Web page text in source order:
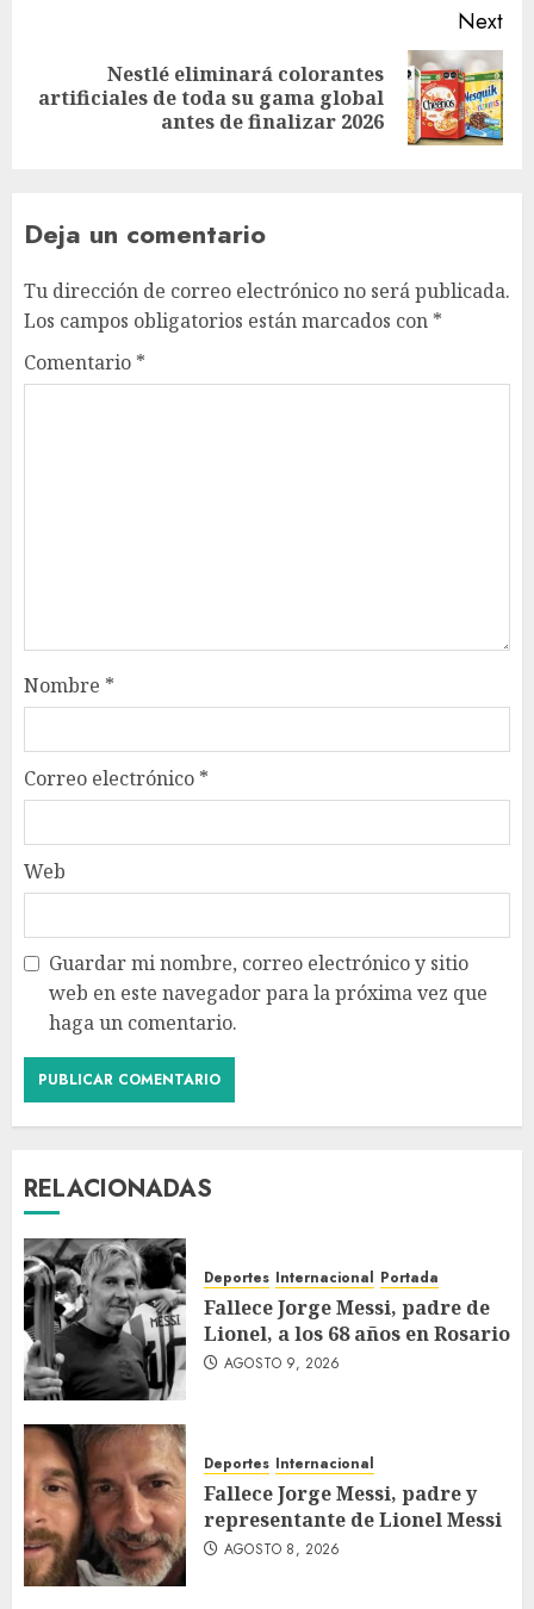
Next
Nestlé eliminará colorantes
artificiales de toda su gama global
antes de finalizar 2026
Deja un comentario
Tu dirección de correo electrónico no será publicada.
Los campos obligatorios están marcados con *
Comentario *
Nombre *
Correo electrónico *
Web
Guardar mi nombre, correo electrónico y sitio
web en este navegador para la próxima vez que
haga un comentario.
RELACIONADAS
Deportes Internacional Portada
Fallece Jorge Messi, padre de
Lionel, a los 68 años en Rosario
AGOSTO 9, 2026
Deportes Internacional
Fallece Jorge Messi, padre y
representante de Lionel Messi
AGOSTO 8, 2026